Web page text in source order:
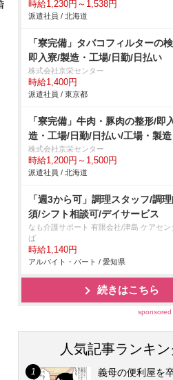
時給1,230円～1,538円
派遣社員 / 北海道
「寮完備」タバコフィルターの
即入寮/製造・工場/日勤/日払い
株式会社京栄センター
時給1,400円
派遣社員 / 東京都
「寮完備」牛肉・豚肉の整形/即
造・工場/日勤/日払い/工場・製造
株式会社京栄センター
時給1,200円～1,500円
派遣社員 / 北海道
「週3から可」調理スタッフ/調
須/シフト相談可/デイサービス
なも介護サポート 有限会社/津島 ケアセン
ば
時給1,140円
アルバイト・パート / 愛知県
続きはこちら
sponsored
人気記事ランキ
義母の便利屋を